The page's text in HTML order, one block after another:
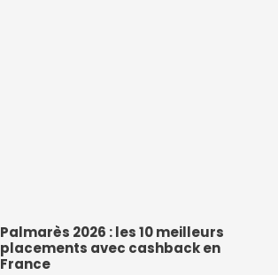
Palmarès 2026 : les 10 meilleurs
placements avec cashback en
France